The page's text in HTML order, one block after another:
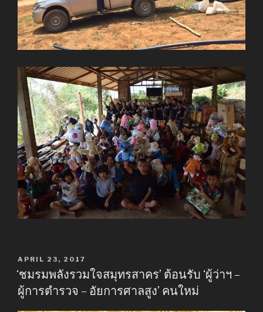
POSTED
ON
APRIL 23, 2017
‘ชมรมพลังรวมใจสมุทรสาคร’ ต้อนรับ ‘ผู้ว่าฯ –
ผู้การตำรวจ – อัยการศาลสูง’ คนใหม่